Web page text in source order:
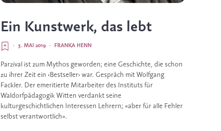
Ein Kunstwerk, das lebt
FRANKA HENN
·
3. MAI 2019
·
Parzival ist zum Mythos geworden; eine Geschichte, die schon
zu ihrer Zeit ein ‹Bestseller› war. Gespräch mit Wolfgang
Fackler. Der emeritierte Mitarbeiter des Instituts für
Waldorfpädagogik Witten verdankt seine
kulturgeschichtlichen Interessen Lehrern; «aber für alle Fehler
selbst verantwortlich».